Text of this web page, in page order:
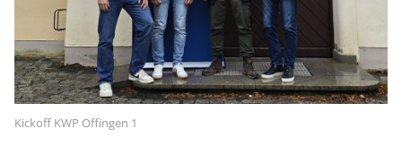
Kickoff KWP Offingen 1